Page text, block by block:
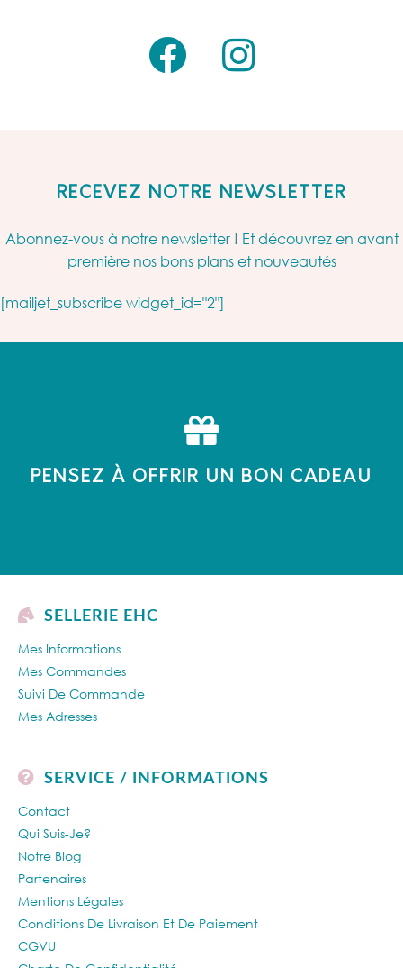
RECEVEZ NOTRE NEWSLETTER
Abonnez-vous à notre newsletter ! Et découvrez en avant
première nos bons plans et nouveautés
[mailjet_subscribe widget_id="2"]
PENSEZ À OFFRIR UN BON CADEAU
SELLERIE EHC
Mes Informations
Mes Commandes
Suivi De Commande
Mes Adresses
SERVICE / INFORMATIONS
Contact
Qui Suis-Je?
Notre Blog
Partenaires
Mentions Légales
Conditions De Livraison Et De Paiement
CGVU